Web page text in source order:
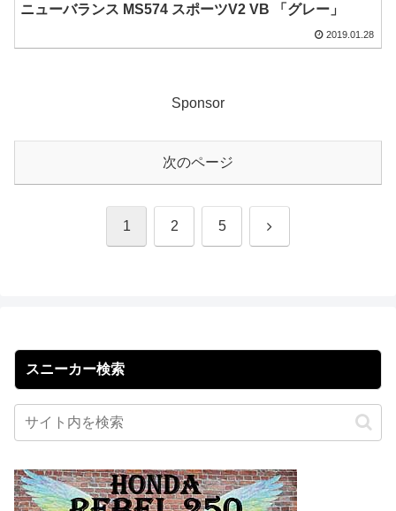
ニューバランス MS574 スポーツV2 VB 「グレー」
2019.01.28
Sponsor
次のページ
1 2 5 次
スニーカー検索